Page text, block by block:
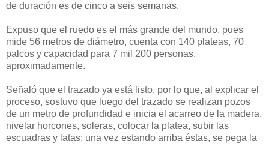
de duración es de cinco a seis semanas.
Expuso que el ruedo es el más grande del mundo, pues
mide 56 metros de diámetro, cuenta con 140 plateas, 70
palcos y capacidad para 7 mil 200 personas,
aproximadamente.
Señaló que el trazado ya está listo, por lo que, al explicar el
proceso, sostuvo que luego del trazado se realizan pozos
de un metro de profundidad e inicia el acarreo de la madera,
nivelar horcones, soleras, colocar la platea, subir las
escuadras y latas; una vez estando arriba éstas, se pega la